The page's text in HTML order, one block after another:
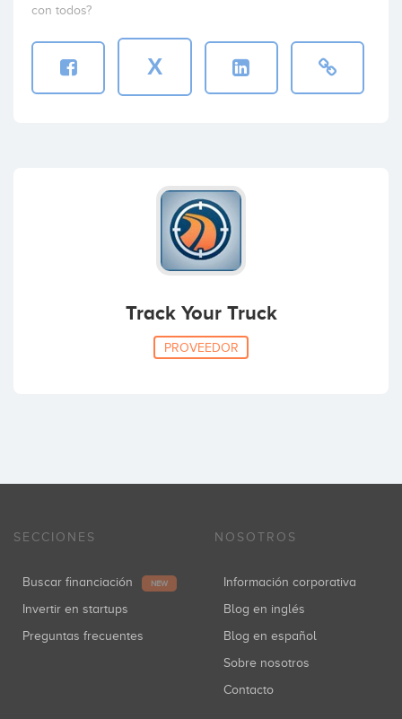
con todos?
X
Track Your Truck
PROVEEDOR
SECCIONES
Buscar financiación NEW
Invertir en startups
Preguntas frecuentes
NOSOTROS
Información corporativa
Blog en inglés
Blog en español
Sobre nosotros
Contacto